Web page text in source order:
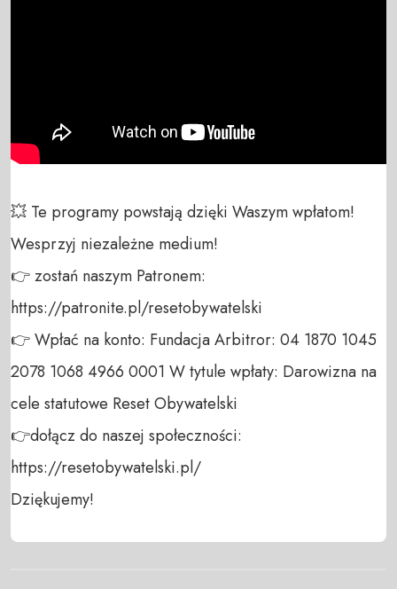
💥 Te programy powstają dzięki Waszym wpłatom!
Wesprzyj niezależne medium!
👉 zostań naszym Patronem:
https://patronite.pl/resetobywatelski
👉 Wpłać na konto: Fundacja Arbitror: 04 1870 1045
2078 1068 4966 0001 W tytule wpłaty: Darowizna na
cele statutowe Reset Obywatelski
👉dołącz do naszej społeczności:
https://resetobywatelski.pl/
Dziękujemy!